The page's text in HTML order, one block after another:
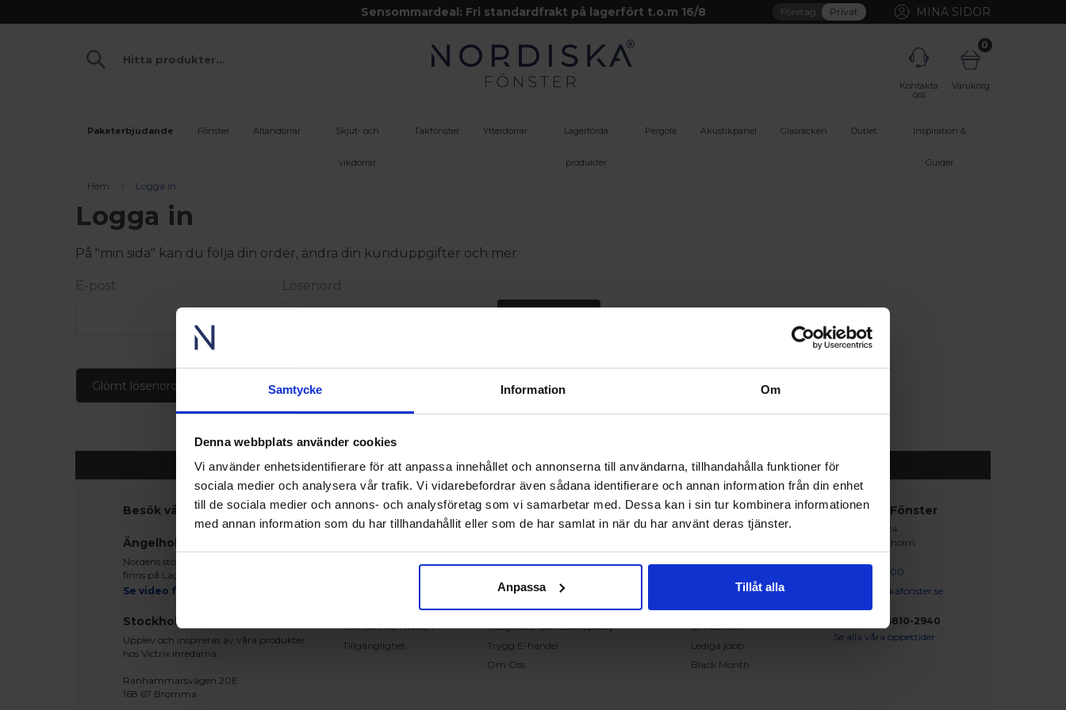
Samtycke Information Om
Denna webbplats använder cookies
Vi använder enhetsidentifierare för att anpassa innehållet och annonserna till användarna, tillhandahålla funktioner för
sociala medier och analysera vår trafik. Vi vidarebefordrar även sådana identifierare och annan information från din enhet
till de sociala medier och annons- och analysföretag som vi samarbetar med. Dessa kan i sin tur kombinera informationen
med annan information som du har tillhandahållit eller som de har samlat in när du har använt deras tjänster.
Anpassa Tillåt alla
Sensommardeal: Fri standardfrakt på lagerfört t.o.m 16/8 Företag Privat MINA SIDOR
Kontakta
oss
0
Varukorg
Paketerbjudande Fönster Altandörrar Skjut- och
vikdörrar
Takfönster Ytterdörrar Lagerförda
produkter
Pergola Akustikpanel Glasräcken Outlet Inspiration &
Guider
Hem Logga in
Logga in
På "min sida" kan du följa din order, ändra din kunduppgifter och mer
E-post Lösenord
Glömt lösenord Skapa konto
RING OSS PÅ 0431 - 37 14 00
Besök våra utställningar
Ängelholm
Nordens största fönsterutställning
finns på Lagegatan 24 i Ängelholm
Se video från vårt showroom
Stockholm
Upplev och inspireras av våra produkter
hos Victrix inredarna.
Ranhammarsvägen 20E
168 67 Bromma
Kundservice
Kontakta oss
Beställning och offert
Monteringsanvisningar
Teknisk information
Tillgänglighet
Handla på Nordiska Fönster
Köpvillkor
Om ditt köp
Betalnings & leveransvillkor
Ångerrätt & återbetalning
Garantier
Integritets- och cookiepolicy
Trygg E-handel
Om Oss
Snabblänkar
Monterat och klart
Inspiration
Vanliga frågor och svar
Återförsäljare
Omdömen
Lediga jobb
Black Month
Nordiska Fönster
Lagegatan 24
262 71 Ängelholm
0431 - 37 14 00
info@nordiskafonster.se
Org Nr: 556810-2940
Se alla våra öppettider